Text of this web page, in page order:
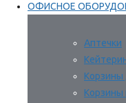
ОФИСНОЕ
Аптечки
Корзины
Корзины